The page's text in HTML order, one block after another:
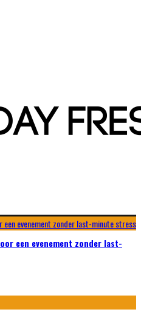
een evenement zonder last-